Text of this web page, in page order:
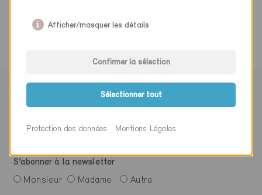
S’abonner à la newsletter
Monsieur
Madame Autre
Afficher/masquer les détails
Confirmer la sélection
Sélectionner tout
Protection des données Mentions Légales